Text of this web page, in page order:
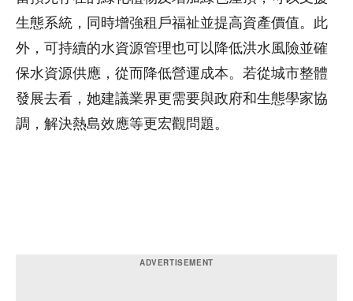
生態系統，同時增強租戶福祉並提高資產價值。此
外，可持續的水資源管理也可以降低洪水風險並確
保水資源供應，從而降低營運成本。若從城市整體
發展去看，她建議業界更需要與政府和生態學家協
調，解決熱島效應等更宏觀問題。